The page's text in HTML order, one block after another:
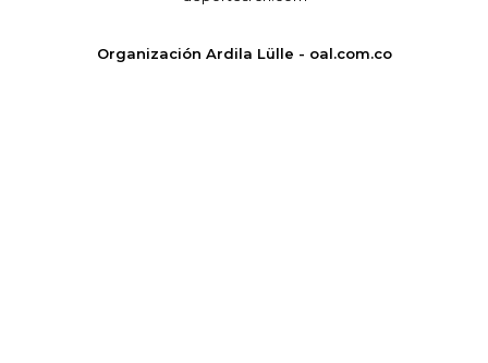
Organización Ardila Lülle - oal.com.co